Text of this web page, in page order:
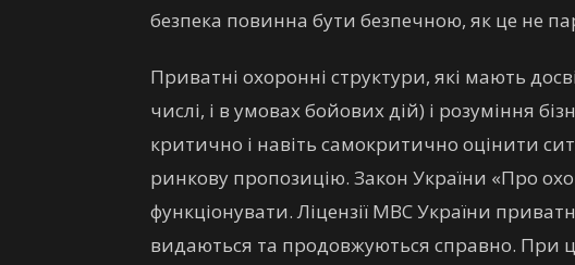
безпека повинна бути безпечною, як це не
Приватні охоронні структури, які мають
числі, і в умовах бойових дій) і розуміння
критично і навіть самокритично оцінити
ринкову пропозицію. Закон України «Про
функціонувати. Ліцензії МВС України
видаються та продовжуються справно. При